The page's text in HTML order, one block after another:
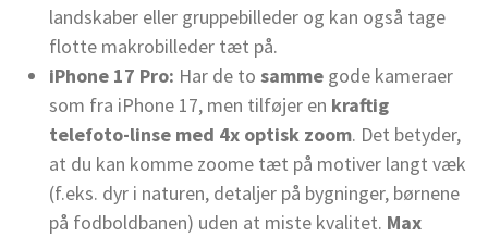
landskaber eller gruppebilleder og kan også tage
flotte makrobilleder tæt på.
iPhone 17 Pro: Har de to samme gode kameraer
som fra iPhone 17, men tilføjer en kraftig
telefoto-linse med 4x optisk zoom. Det betyder,
at du kan komme zoome tæt på motiver langt væk
(f.eks. dyr i naturen, detaljer på bygninger, børnene
på fodboldbanen) uden at miste kvalitet. Max